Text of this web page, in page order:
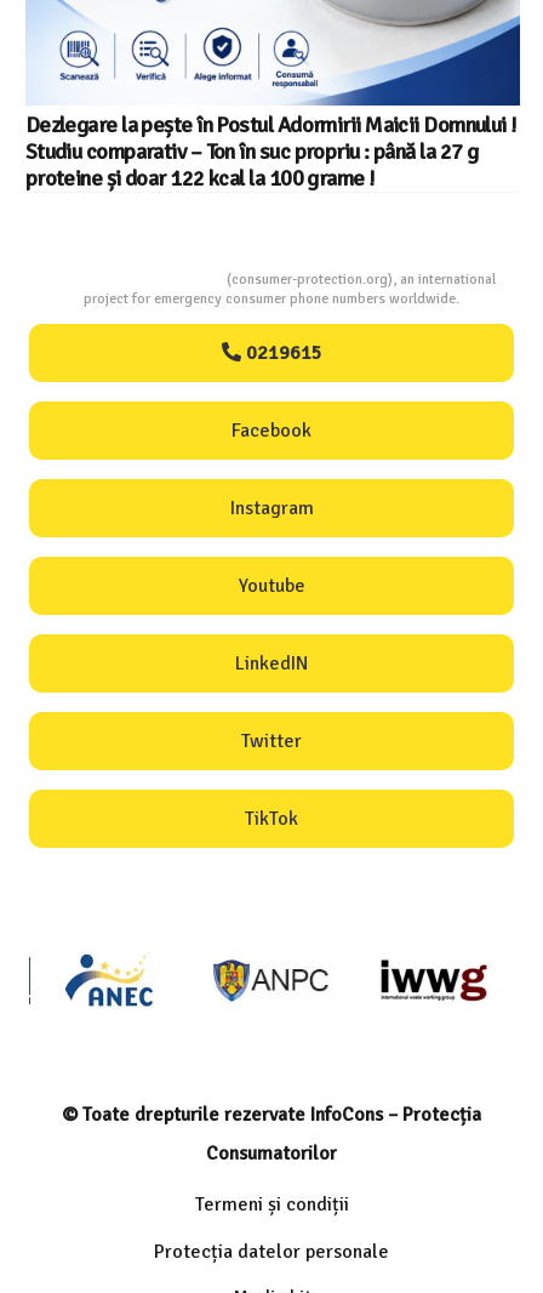
Dezlegare la pește în Postul Adormirii Maicii Domnului !
Studiu comparativ – Ton în suc propriu : până la 27 g
proteine și doar 122 kcal la 100 grame !
(consumer-protection.org), an international
project for emergency consumer phone numbers worldwide.
0219615
Facebook
Instagram
Youtube
LinkedIN
Twitter
TikTok
© Toate drepturile rezervate InfoCons – Protecția
Consumatorilor
Termeni și condiții
Protecția datelor personale